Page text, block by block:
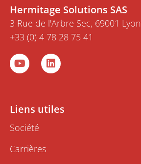
Hermitage Solutions SAS
3 Rue de l'Arbre Sec, 69001 Lyon
+33 (0) 4 78 28 75 41
Y
o
u
b
e
L
i
n
d
i
Liens utiles
Société
Carrières